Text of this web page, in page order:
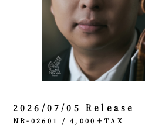
GER
2026/07/05 Release
NR-02601 / 4,000＋TAX